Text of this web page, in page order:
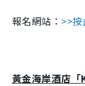
報名網站： >>
黃金海岸酒店「